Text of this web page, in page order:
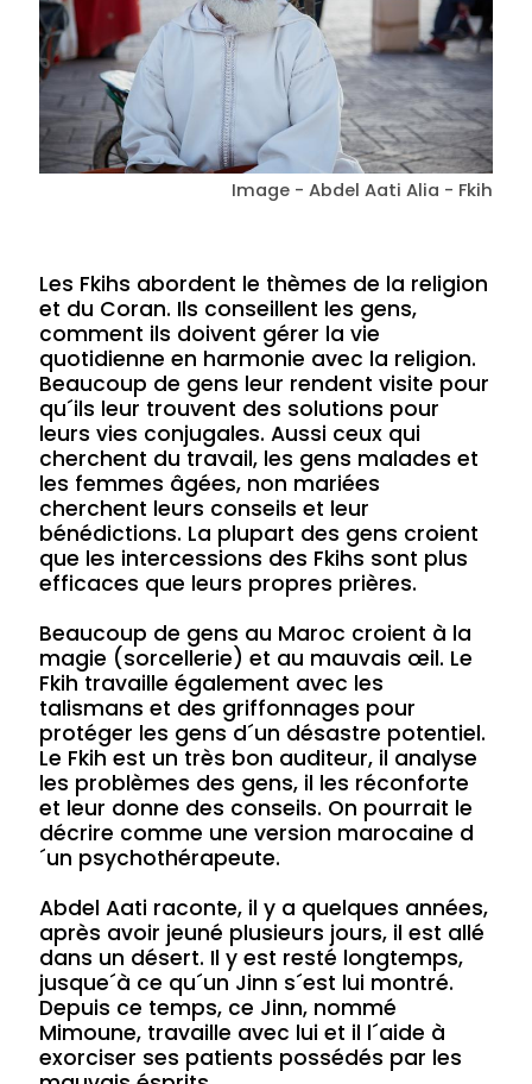
Image - Abdel Aati Alia - Fkih
Les Fkihs abordent le thèmes de la religion
et du Coran. Ils conseillent les gens,
comment ils doivent gérer la vie
quotidienne en harmonie avec la religion.
Beaucoup de gens leur rendent visite pour
qu´ils leur trouvent des solutions pour
leurs vies conjugales. Aussi ceux qui
cherchent du travail, les gens malades et
les femmes âgées, non mariées
cherchent leurs conseils et leur
bénédictions. La plupart des gens croient
que les intercessions des Fkihs sont plus
efficaces que leurs propres prières.
Beaucoup de gens au Maroc croient à la
magie (sorcellerie) et au mauvais œil. Le
Fkih travaille également avec les
talismans et des griffonnages pour
protéger les gens d´un désastre potentiel.
Le Fkih est un très bon auditeur, il analyse
les problèmes des gens, il les réconforte
et leur donne des conseils. On pourrait le
décrire comme une version marocaine d
´un psychothérapeute.
Abdel Aati raconte, il y a quelques années,
après avoir jeuné plusieurs jours, il est allé
dans un désert. Il y est resté longtemps,
jusque´à ce qu´un Jinn s´est lui montré.
Depuis ce temps, ce Jinn, nommé
Mimoune, travaille avec lui et il l´aide à
exorciser ses patients possédés par les